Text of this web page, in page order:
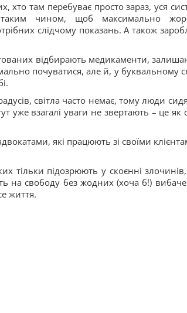
хто там перебуває просто зараз, уся
таким чином, щоб максимально
слідчому показань. А також
відбирають медикаменти,
почуватися, але й, у буквальному
світла часто немає, тому люди
уже взагалі уваги не звертають – це як
які працюють зі своїми
тільки підозрюють у скоєнні
на свободу без жодних (хоча б!)
життя.